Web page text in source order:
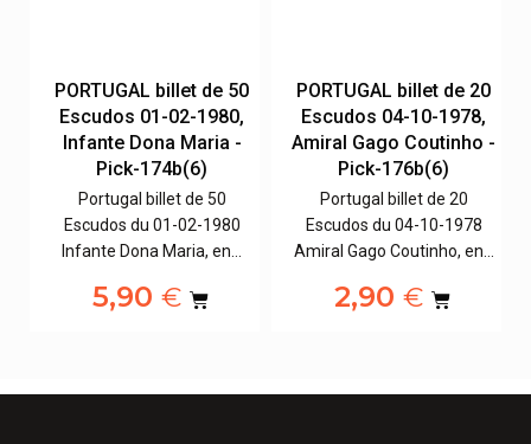
PORTUGAL billet de 50
Escudos 01-02-1980,
Infante Dona Maria -
Pick-174b(6)
Portugal billet de 50
Escudos du 01-02-1980
Infante Dona Maria, en…
5,90 €
PORTUGAL billet de 20
Escudos 04-10-1978,
Amiral Gago Coutinho -
Pick-176b(6)
Portugal billet de 20
Escudos du 04-10-1978
Amiral Gago Coutinho, en…
2,90 €